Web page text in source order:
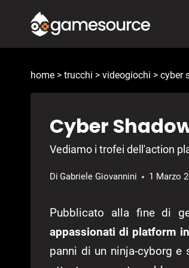
contenuto
home > trucchi > videogiochi > cyber
Cyber
Vediamo i trofei dell'action
Di Gabriele Giovannini 1 Marzo
Pubblicato alla fine di
appassionati di platform
panni di un ninja-cyborg